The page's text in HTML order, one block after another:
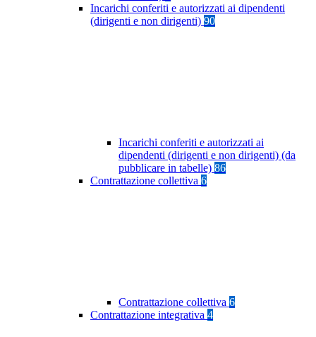
Incarichi conferiti e autorizzati ai dipendenti
(dirigenti e non dirigenti) 90
Incarichi conferiti e autorizzati ai
dipendenti (dirigenti e non dirigenti) (da
pubblicare in tabelle) 86
Contrattazione collettiva 6
Contrattazione collettiva 6
Contrattazione integrativa 4